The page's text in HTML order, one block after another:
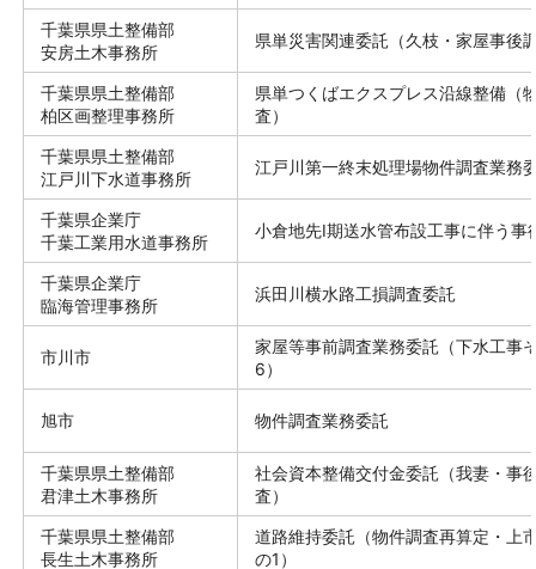
千葉県県土整備部
安房土木事務所
県単災害関連委託（久枝・家屋事後
千葉県県土整備部
柏区画整理事務所
県単つくばエクスプレス沿線整備（
査）
千葉県県土整備部
江戸川下水道事務所
江戸川第一終末処理場物件調査業務
千葉県企業庁
千葉工業用水道事務所
小倉地先Ⅰ期送水管布設工事に伴う事
千葉県企業庁
臨海管理事務所
浜田川横水路工損調査委託
市川市
家屋等事前調査業務委託（下水工事
6）
旭市 物件調査業務委託
千葉県県土整備部
君津土木事務所
社会資本整備交付金委託（我妻・事
査）
千葉県県土整備部
長生土木事務所
道路維持委託（物件調査再算定・上
の1）